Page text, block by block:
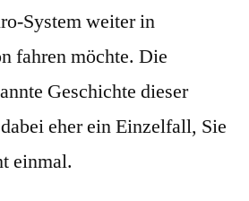
System weiter in
fahren möchte. Die
Geschichte dieser
eher ein Einzelfall, Sie
einmal.